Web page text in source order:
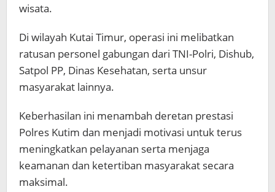
wisata.
Di wilayah Kutai Timur, operasi ini melibatkan
ratusan personel gabungan dari TNI-Polri, Dishub,
Satpol PP, Dinas Kesehatan, serta unsur
masyarakat lainnya.
Keberhasilan ini menambah deretan prestasi
Polres Kutim dan menjadi motivasi untuk terus
meningkatkan pelayanan serta menjaga
keamanan dan ketertiban masyarakat secara
maksimal.